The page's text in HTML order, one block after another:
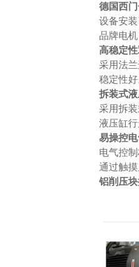
德国西
设备安
品牌电
高稳定
采用法
稳定性
拆装式
采用拆
液压缸
易操控
电气控
通过触
铝削压